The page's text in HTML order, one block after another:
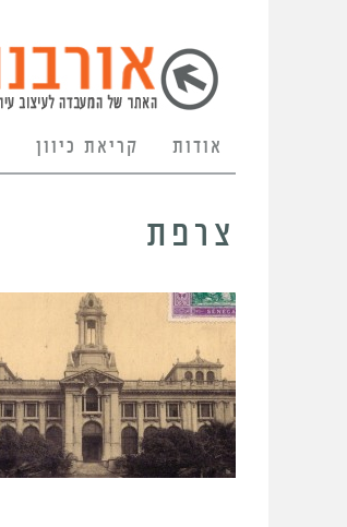
אודות קריאת כיוון
צרפת